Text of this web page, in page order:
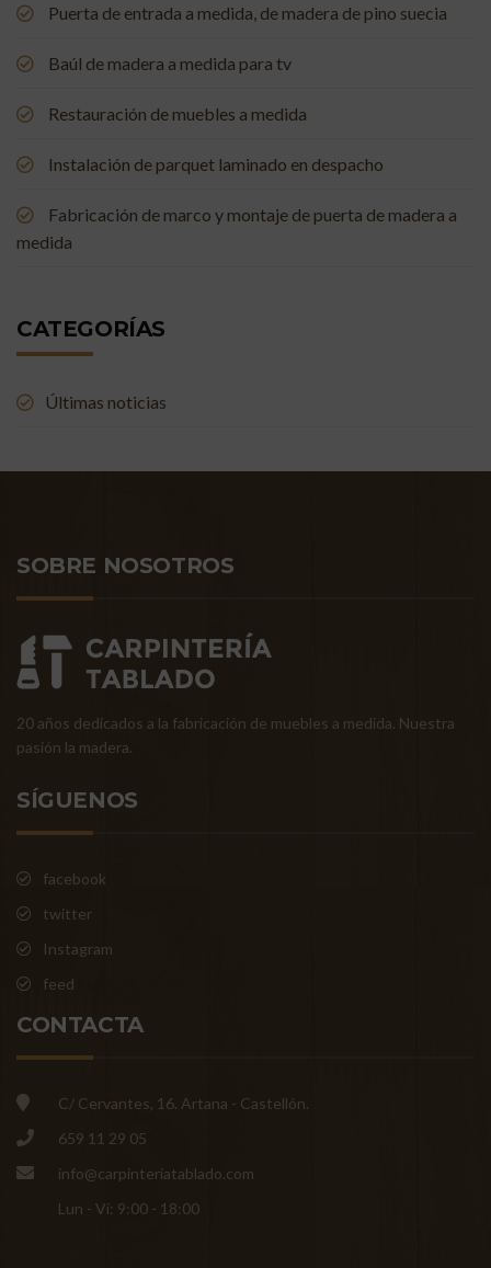
Puerta de entrada a medida, de madera de pino suecia
Baúl de madera a medida para tv
Restauración de muebles a medida
Instalación de parquet laminado en despacho
Fabricación de marco y montaje de puerta de madera a
medida
CATEGORÍAS
Últimas noticias
SOBRE NOSOTROS
20 años dedicados a la fabricación de muebles a medida. Nuestra
pasión la madera.
SÍGUENOS
facebook
twitter
Instagram
feed
CONTACTA
C/ Cervantes, 16. Artana - Castellón.
659 11 29 05
info@carpinteriatablado.com
Lun - Vi: 9:00 - 18:00